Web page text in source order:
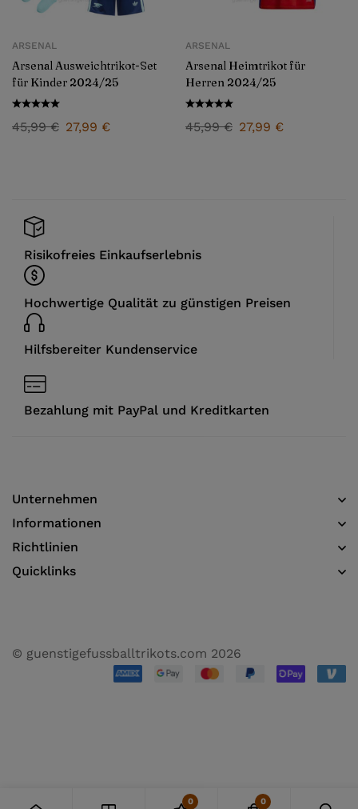
ARSENAL
Arsenal Ausweichtrikot-Set
für Kinder 2024/25
45,99€ 27,99 €
ARSENAL
Arsenal Heimtrikot für
Herren 2024/25
45,99€ 27,99 €
Risikofreies Einkaufserlebnis
Hochwertige Qualität zu günstigen Preisen
Hilfsbereiter Kundenservice
Bezahlung mit PayPal und Kreditkarten
Unternehmen
Informationen​
Richtlinien
Quicklinks
© guenstigefussballtrikots.com 2026
0 0